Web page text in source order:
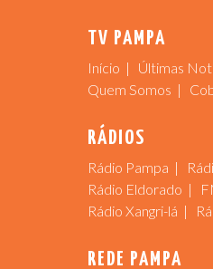
TV PAMPA
Início Últimas
Quem Somos
RÁDIOS
Rádio Pampa
Rádio Eldorado
Rádio Xangri-lá
REDE PAMPA